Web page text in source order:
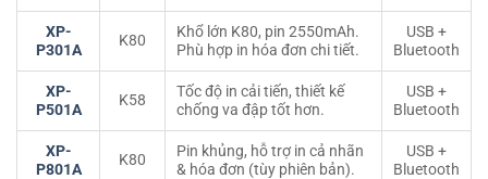
XP-
P301A
K80
Khổ lớn K80, pin 2550mAh.
Phù hợp in hóa đơn chi tiết.
USB +
Bluetooth
XP-
P501A
K58
Tốc độ in cải tiến, thiết kế
chống va đập tốt hơn.
USB +
Bluetooth
XP-
P801A
K80
Pin khủng, hỗ trợ in cả nhãn
& hóa đơn (tùy phiên bản).
USB +
Bluetooth